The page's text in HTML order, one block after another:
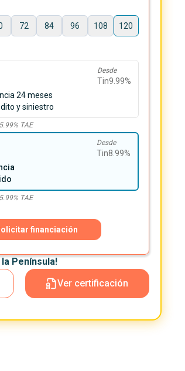
72 84 96 108 120
Desde
Tin9.99%
24 meses
y siniestro
5.99% TAE
Desde
Tin8.99%
5.99% TAE
financiación
la Península!
Ver certificación